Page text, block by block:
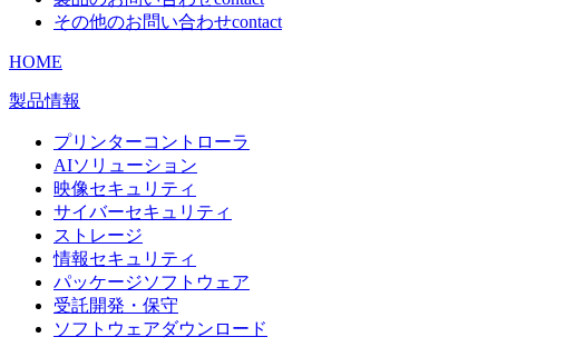
その他のお問い合わせcontact
HOME
製品情報
プリンターコントローラ
AIソリューション
映像セキュリティ
サイバーセキュリティ
ストレージ
情報セキュリティ
パッケージソフトウェア
受託開発・保守
ソフトウェアダウンロード